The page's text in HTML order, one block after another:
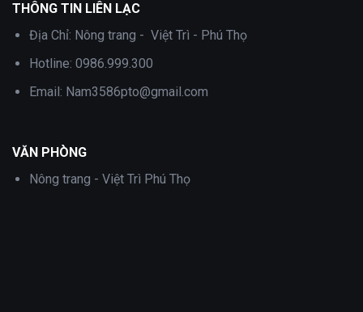
THÔNG TIN LIÊN LẠC
Địa Chỉ: Nông trang - Việt Trì - Phú Thọ
Hotline: 0986.999.300
Email: Nam3586pto@gmail.com
VĂN PHÒNG
Nông trang - Việt Trì Phú Thọ